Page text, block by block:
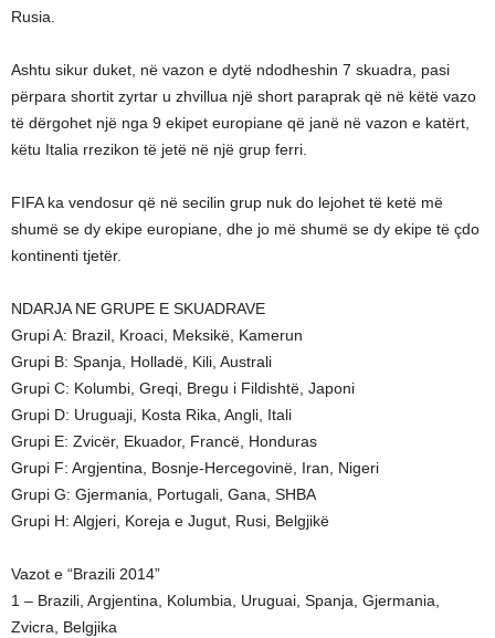
Rusia.
Ashtu sikur duket, në vazon e dytë ndodheshin 7 skuadra, pasi
përpara shortit zyrtar u zhvillua një short paraprak që në këtë vazo
të dërgohet një nga 9 ekipet europiane që janë në vazon e katërt,
këtu Italia rrezikon të jetë në një grup ferri.
FIFA ka vendosur që në secilin grup nuk do lejohet të ketë më
shumë se dy ekipe europiane, dhe jo më shumë se dy ekipe të çdo
kontinenti tjetër.
NDARJA NE GRUPE E SKUADRAVE
Grupi A: Brazil, Kroaci, Meksikë, Kamerun
Grupi B: Spanja, Holladë, Kili, Australi
Grupi C: Kolumbi, Greqi, Bregu i Fildishtë, Japoni
Grupi D: Uruguaji, Kosta Rika, Angli, Itali
Grupi E: Zvicër, Ekuador, Francë, Honduras
Grupi F: Argjentina, Bosnje-Hercegovinë, Iran, Nigeri
Grupi G: Gjermania, Portugali, Gana, SHBA
Grupi H: Algjeri, Koreja e Jugut, Rusi, Belgjikë
Vazot e “Brazili 2014”
1 – Brazili, Argjentina, Kolumbia, Uruguai, Spanja, Gjermania,
Zvicra, Belgjika